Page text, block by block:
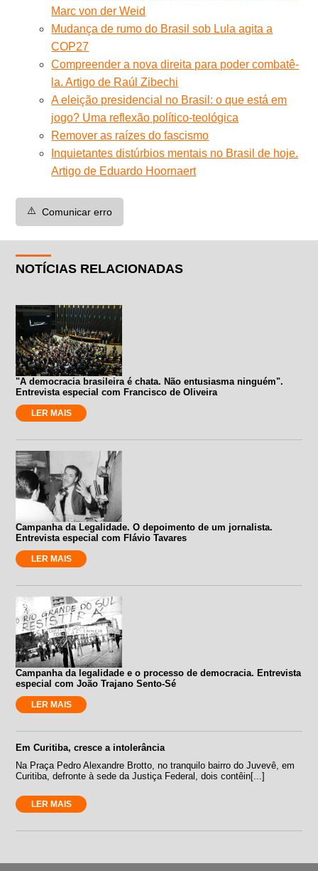
Marc von der Weid
Mudança de rumo do Brasil sob Lula agita a
COP27
Compreender a nova direita para poder combatê-
la. Artigo de Raúl Zibechi
A eleição presidencial no Brasil: o que está em
jogo? Uma reflexão político-teológica
Remover as raízes do fascismo
Inquietantes distúrbios mentais no Brasil de hoje.
Artigo de Eduardo Hoornaert
⚠️ Comunicar erro
NOTÍCIAS RELACIONADAS
"A democracia brasileira é chata. Não entusiasma ninguém".
Entrevista especial com Francisco de Oliveira
LER MAIS
Campanha da Legalidade. O depoimento de um jornalista.
Entrevista especial com Flávio Tavares
LER MAIS
Campanha da legalidade e o processo de democracia. Entrevista
especial com João Trajano Sento-Sé
LER MAIS
Em Curitiba, cresce a intolerância
Na Praça Pedro Alexandre Brotto, no tranquilo bairro do Juvevê, em
Curitiba, defronte à sede da Justiça Federal, dois contêin[...]
LER MAIS